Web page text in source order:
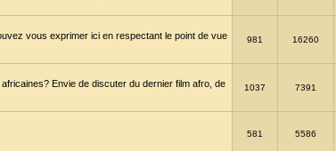
vous exprimer ici en respectant le point de vue
981 16260
Envie de discuter du dernier film afro, de
1037 7391
581 5586